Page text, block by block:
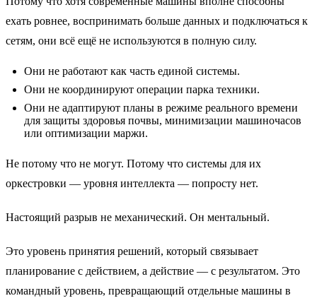
ехать ровнее, воспринимать больше данных и подключаться к
сетям, они всё ещё не используются в полную силу.
Они не работают как часть единой системы.
Они не координируют операции парка техники.
Они не адаптируют планы в режиме реального времени
для защиты здоровья почвы, минимизации машиночасов
или оптимизации маржи.
Не потому что не могут. Потому что системы для их
оркестровки — уровня интеллекта — попросту нет.
Настоящий разрыв не механический. Он ментальный.
Это уровень принятия решений, который связывает
планирование с действием, а действие — с результатом. Это
командный уровень, превращающий отдельные машины в